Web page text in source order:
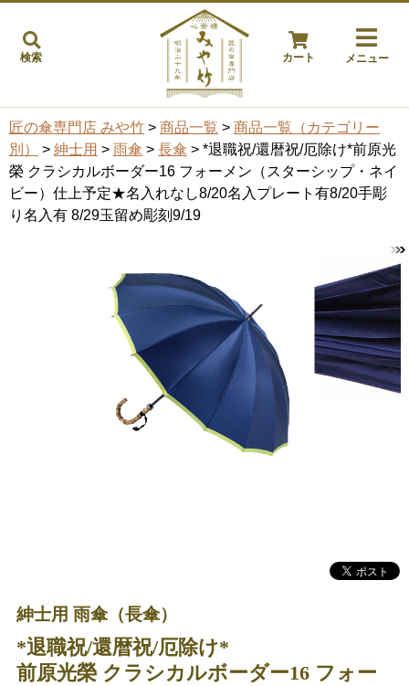
検索 カート メニュー
匠の傘専門店 みや竹 > 商品一覧 > 商品一覧（カテゴリー
別）
> 紳士用 > 雨傘 > 長傘 > *退職祝/還暦祝/厄除け*前原光
榮 クラシカルボーダー16 フォーメン（スターシップ・ネイ
ビー）仕上予定★名入れなし8/20名入プレート有8/20手彫
り名入有 8/29玉留め彫刻9/19
紳士用 雨傘（長傘）
*退職祝/還暦祝/厄除け*
前原光榮 クラシカルボーダー16 フォー